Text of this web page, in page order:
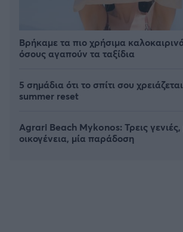
Βρήκαμε τα πιο χρήσιμα
όσους αγαπούν τα ταξίδια
5 σημάδια ότι το σπίτι σου
summer reset
Agrari Beach Mykonos: Τρεις γενιές,
οικογένεια, μία παράδοση